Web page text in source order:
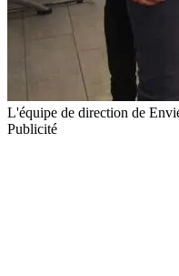
L'équipe de direction de
Publicité